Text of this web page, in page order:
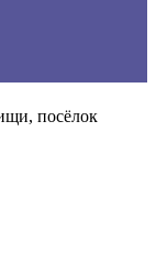
посёлок